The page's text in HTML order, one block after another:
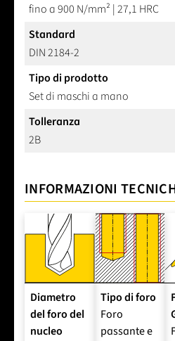
fino a 900 N/mm² | 27,1 HRC
Standard
DIN 2184-2
Tipo di prodotto
Set di maschi a mano
Tolleranza
2B
INFORMAZIONI
Diametro
del foro del
nucleo
Tipo di foro
Foro
passante e